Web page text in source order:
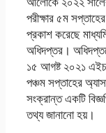
পরীক্ষার ৫ম
প্রকাশ করেছে
অধিদপ্তর।
১৫ আগষ্ট ২০২১
পঞ্চম সপ্তাহের
সংক্রান্ত একটি
তথ্য জানানো হয়।